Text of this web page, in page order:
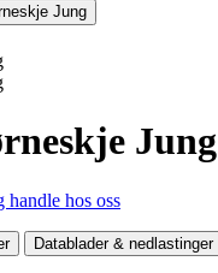
Jung
handle hos oss
Datablader & nedlastinger